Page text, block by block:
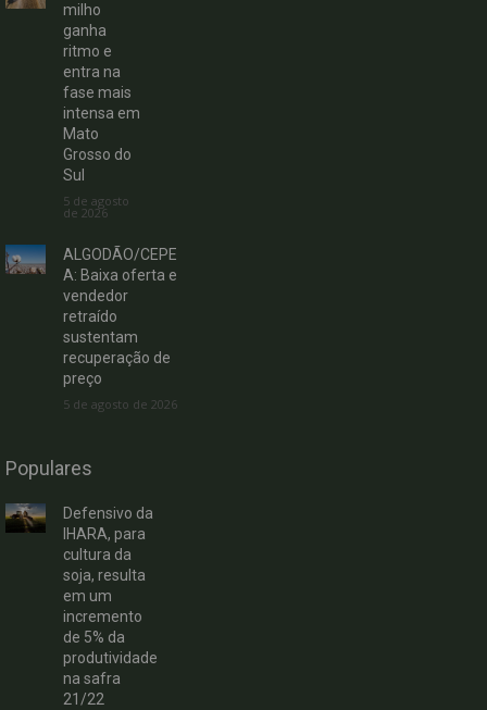
milho
ganha
ritmo e
entra na
fase mais
intensa em
Mato
Grosso do
Sul
5 de agosto
de 2026
ALGODÃO/CEPE
A: Baixa oferta e
vendedor
retraído
sustentam
recuperação de
preço
5 de agosto de 2026
Populares
Defensivo da
IHARA, para
cultura da
soja, resulta
em um
incremento
de 5% da
produtividade
na safra
21/22